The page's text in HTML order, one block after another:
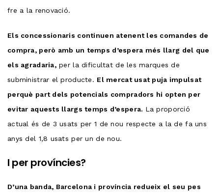
fre a la renovació.
Els concessionaris continuen atenent les comandes de
compra, però amb un temps d’espera més llarg del que
els agradaria,per la dificultat de les marques de
subministrar el producte. El mercat usat puja impulsat
perquè part dels potencials compradors hi opten per
evitar aquests llargs temps d’espera. La proporció
actual és de 3 usats per 1 de nou respecte a la de fa uns
anys del 1,8 usats per un de nou.
I per províncies?
D’una banda, Barcelona i província redueix el seu pes